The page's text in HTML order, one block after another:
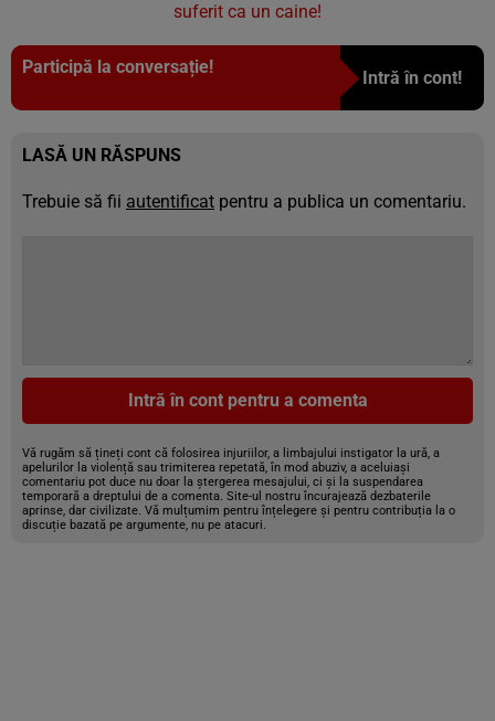
suferit ca un caine!
Participă la conversație!
Intră în cont!
LASĂ UN RĂSPUNS
Trebuie să fii autentificat pentru a publica un comentariu.
Intră în cont pentru a comenta
Vă rugăm să țineți cont că folosirea injuriilor, a limbajului instigator la ură, a
apelurilor la violență sau trimiterea repetată, în mod abuziv, a aceluiași
comentariu pot duce nu doar la ștergerea mesajului, ci și la suspendarea
temporară a dreptului de a comenta. Site-ul nostru încurajează dezbaterile
aprinse, dar civilizate. Vă mulțumim pentru înțelegere și pentru contribuția la o
discuție bazată pe argumente, nu pe atacuri.